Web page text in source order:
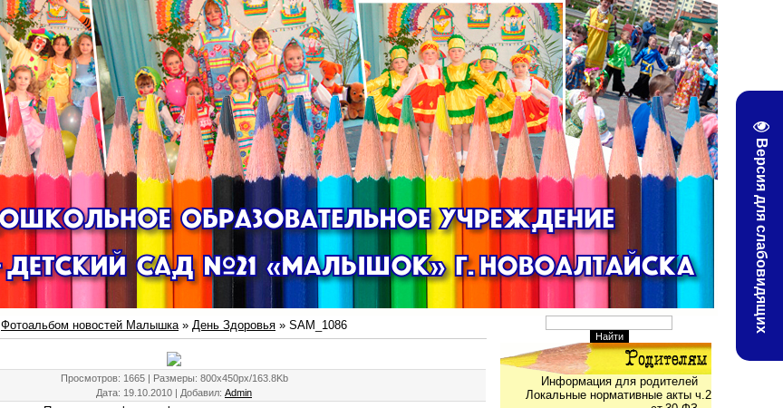
Версия для слабовидящих
Фотоальбом новостей Малышка» День Здоровья » SAM_1086
Просмотров: 1665 | Размеры: 800x450px/163.8Kb
Дата: 19.10.2010 | Добавил: Admin
Информация для родителей
Локальные нормативные акты ч.2